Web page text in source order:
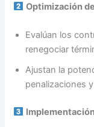
Optimización
Evalúan los
renegociar
Ajustan la
penalizaciones